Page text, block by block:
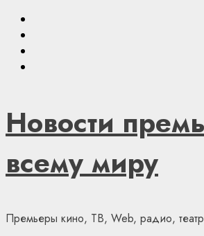
Skip
content
Новости
всему миру
Премьеры кино, ТВ, Web, радио,